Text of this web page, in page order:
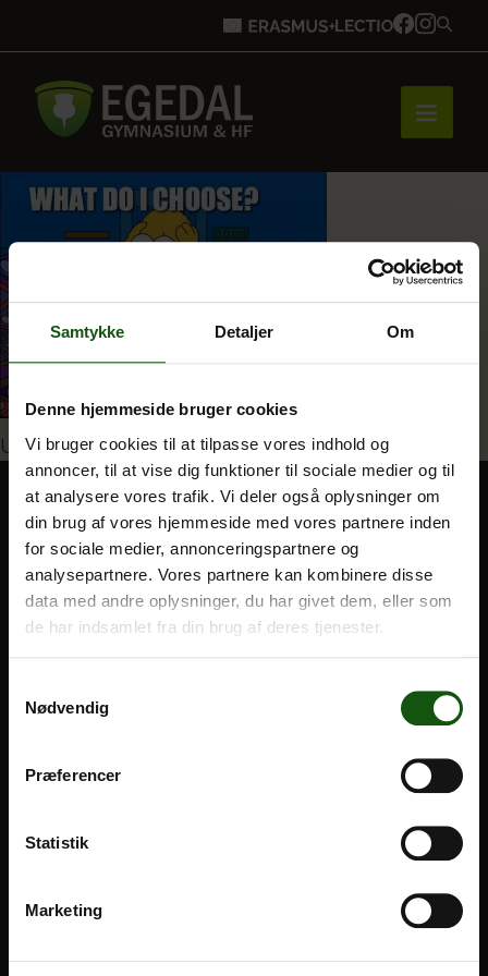
Samtykke Detaljer Om
Denne hjemmeside bruger cookies
Vi bruger cookies til at tilpasse vores indhold og
annoncer, til at vise dig funktioner til sociale medier og til
at analysere vores trafik. Vi deler også oplysninger om
din brug af vores hjemmeside med vores partnere inden
for sociale medier, annonceringspartnere og
analysepartnere. Vores partnere kan kombinere disse
data med andre oplysninger, du har givet dem, eller som
de har indsamlet fra din brug af deres tjenester.
Nødvendig
Præferencer
Statistik
Marketing
Forside
Brobygning
Vores uddannelser
Om E.G.
Indlægsnavigation
Udgivet i9_126164954112741_2235527593176456
BLIV ELEV
Optagelse
STX
Alle fag og valgfag
OM E.G.
Nyheder